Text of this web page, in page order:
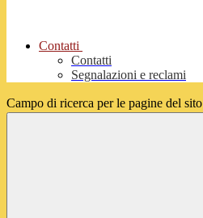
Contatti
Contatti
Segnalazioni e reclami
Campo di ricerca per le pagine del sito